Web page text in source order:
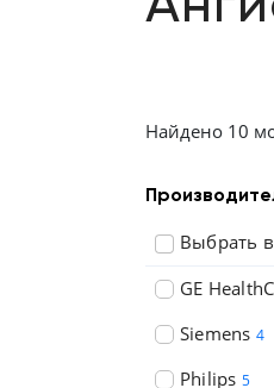
Доставка и оплата
Отзывы о товарах
Найдено 10
Выбрать
GE
Siemens 4
Philips 5